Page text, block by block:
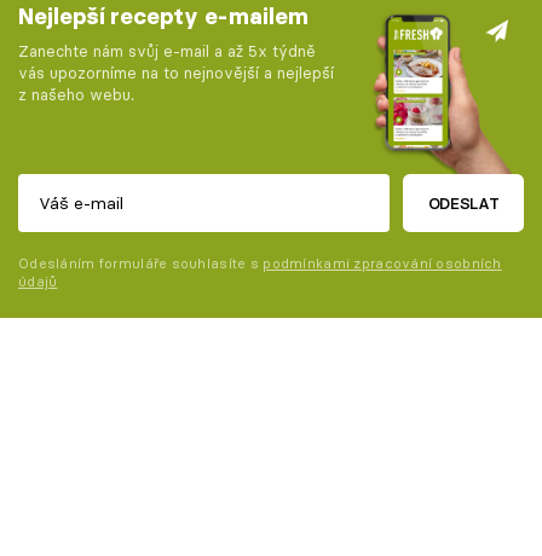
Nejlepší recepty e-mailem
Zanechte nám svůj e-mail a až 5x týdně
vás upozorníme na to nejnovější a nejlepší
z našeho webu.
ODESLAT
Odesláním formuláře souhlasíte s podmínkami zpracování osobních
údajů